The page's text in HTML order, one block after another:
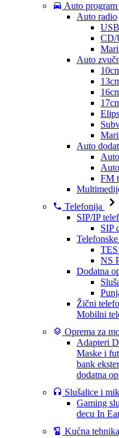
Auto program
Auto radio
USB
CD/
Auto
Auto
FM
Telefonija
SIP/IP
SIP
NS
Dodatna
Žični
Mobilni
Oprema za
Adapteri
Maske i
bank
dodatna
Slušalice i
Gaming
decu In
Kućna tehnika